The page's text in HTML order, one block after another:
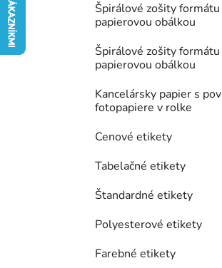
Špirálové zošity
papierovou obálkou
Špirálové zošity
papierovou obálkou
Kancelársky papier s
fotopapiere v rolke
Cenové etikety
Tabelačné etikety
Štandardné etikety
Polyesterové etikety
Farebné etikety